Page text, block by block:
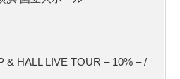
& HALL LIVE TOUR – 10% – /